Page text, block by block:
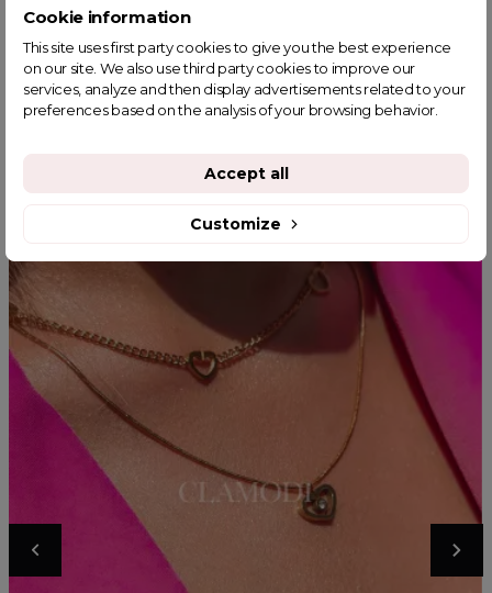
YOU MIGHT ALSO LIKE
Cookie information
This site uses first party cookies to give you the best experience
on our site. We also use third party cookies to improve our
services, analyze and then display advertisements related to your
preferences based on the analysis of your browsing behavior.
Customize
Accept all